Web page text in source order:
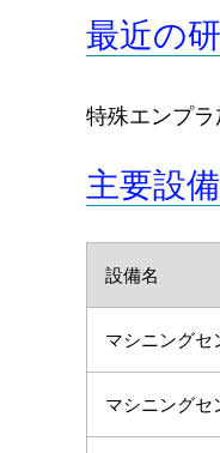
最近の
特殊エンプラ
主要設備
設備名
マシニングセ
マシニングセ